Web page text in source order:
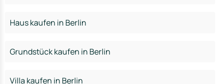
Haus kaufen in Berlin
Grundstück kaufen in Berlin
Villa kaufen in Berlin